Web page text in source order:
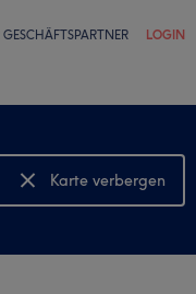
GESCHÄFTSPARTNER LOGIN
Karte verbergen
Karte anzeigen